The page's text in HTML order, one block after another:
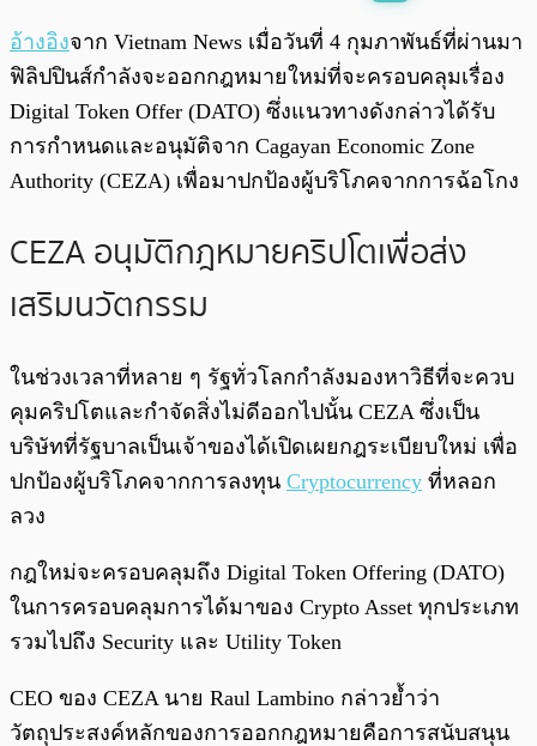
0:00 /0:00
อ้างอิงจาก Vietnam News เมื่อวันที่ 4 กุมภาพันธ์ที่ผ่านมา
ฟิลิปปินส์กำลังจะออกกฎหมายใหม่ที่จะครอบคลุมเรื่อง
Digital Token Offer (DATO) ซึ่งแนวทางดังกล่าวได้รับ
การกำหนดและอนุมัติจาก Cagayan Economic Zone
Authority (CEZA) เพื่อมาปกป้องผู้บริโภคจากการฉ้อโกง
CEZA อนุมัติกฎหมายคริปโตเพื่อส่ง
เสริมนวัตกรรม
ในช่วงเวลาที่หลาย ๆ รัฐทั่วโลกกำลังมองหาวิธีที่จะควบ
คุมคริปโตและกำจัดสิ่งไม่ดีออกไปนั้น CEZA ซึ่งเป็น
บริษัทที่รัฐบาลเป็นเจ้าของได้เปิดเผยกฎระเบียบใหม่ เพื่อ
ปกป้องผู้บริโภคจากการลงทุน Cryptocurrency ที่หลอก
ลวง
กฎใหม่จะครอบคลุมถึง Digital Token Offering (DATO)
ในการครอบคลุมการได้มาของ Crypto Asset ทุกประเภท
รวมไปถึง Security และ Utility Token
CEO ของ CEZA นาย Raul Lambino กล่าวย้ำว่า
วัตถุประสงค์หลักของการออกกฎหมายคือการสนับสนุน